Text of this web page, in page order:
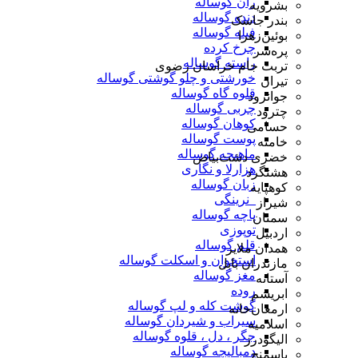
دنده گوساله
فیله گوساله
چرخ کرده
راسته گوساله
خورشتی و چلو گوشتی گوساله
قلوه گاه گوساله
چربی گوساله
کوهان گوساله
پوست گوساله
ماهیچه گوساله
هزارلا و نگاری
زبان گوساله
_نرینگی
پاچه گوساله
توپوزی
قلم گوساله
استخوان و اسکلت گوساله
مغز گوساله
روده
گوشت کله و لپ گوساله
سیراب و شیردان گوساله
جگر ، دل ، قلوه گوساله
دمبالیچه گوساله
بشرویه
بندر جاسک
بوئین‌زهرا
پره‌سر
تربت جام خراسان رضوی
تیران
جوانرود
چترود
حسامی
خامنه
خضری دشت‌بیاض
هشتگرد
کوهپایه
شیراز
سمنان
اردبیل
همدان ملایر
مازندران بابل
آستانه
ابریشم
ارمغان‌خانه
اسلامیه
الیگودرز
باسمنج